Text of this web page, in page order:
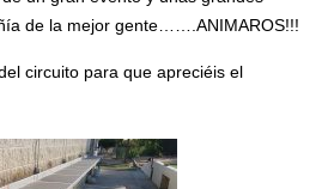
de la mejor gente…….ANIMAROS!!!
circuito para que apreciéis el